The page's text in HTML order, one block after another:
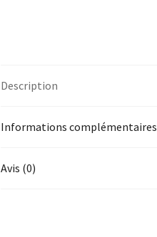
Description
Informations complémentaires
Avis (0)